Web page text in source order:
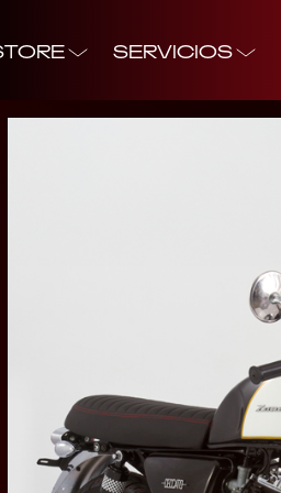
SERVICIOS